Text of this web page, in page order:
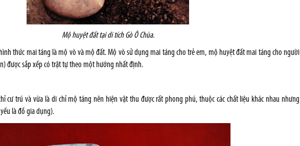
Mộ huyệt đất tại di tích Gò Ô Chùa.
hình thức mai táng là mộ vò và mộ đất. Mộ vò sử dụng mai táng cho trẻ em, mộ huyệt đất mai táng cho người
được sắp xếp có trật tự theo một hướng nhất định.
cư trú và vừa là di chỉ mộ táng nên hiện vật thu được rất phong phú, thuộc các chất liệu khác nhau nhưng
là đồ gia dụng).